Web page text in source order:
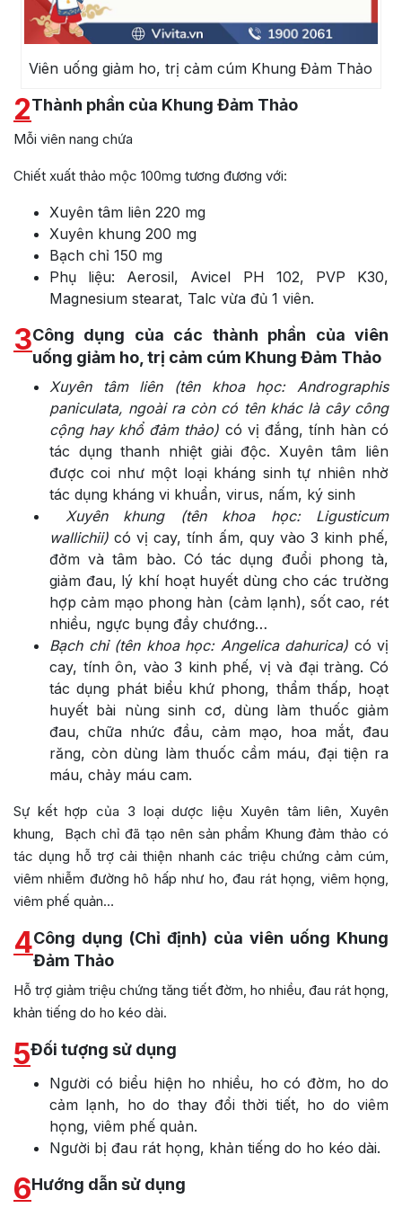
Viên uống giảm ho, trị cảm cúm Khung Đảm Thảo
2Thành phần của Khung Đảm Thảo
Mỗi viên nang chứa
Chiết xuất thảo mộc 100mg tương đương với:
Xuyên tâm liên 220 mg
Xuyên khung 200 mg
Bạch chỉ 150 mg
Phụ liệu: Aerosil, Avicel PH 102, PVP K30,
Magnesium stearat, Talc vừa đủ 1 viên.
3Công dụng của các thành phần của viên
uống giảm ho, trị cảm cúm Khung Đảm Thảo
Xuyên tâm liên (tên khoa học: Andrographis
paniculata, ngoài ra còn có tên khác là cây công
cộng hay khổ đảm thảo) có vị đắng, tính hàn có
tác dụng thanh nhiệt giải độc. Xuyên tâm liên
được coi như một loại kháng sinh tự nhiên nhờ
tác dụng kháng vi khuẩn, virus, nấm, ký sinh
Xuyên khung (tên khoa học: Ligusticum
wallichii) có vị cay, tính ấm, quy vào 3 kinh phế,
đởm và tâm bào. Có tác dụng đuổi phong tà,
giảm đau, lý khí hoạt huyết dùng cho các trường
hợp cảm mạo phong hàn (cảm lạnh), sốt cao, rét
nhiều, ngực bụng đầy chướng…
Bạch chỉ (tên khoa học: Angelica dahurica) có vị
cay, tính ôn, vào 3 kinh phế, vị và đại tràng. Có
tác dụng phát biểu khứ phong, thẩm thấp, hoạt
huyết bài nùng sinh cơ, dùng làm thuốc giảm
đau, chữa nhức đầu, cảm mạo, hoa mắt, đau
răng, còn dùng làm thuốc cầm máu, đại tiện ra
máu, chảy máu cam.
Sự kết hợp của 3 loại dược liệu Xuyên tâm liên, Xuyên
khung, Bạch chỉ đã tạo nên sản phẩm Khung đảm thảo có
tác dụng hỗ trợ cải thiện nhanh các triệu chứng cảm cúm,
viêm nhiễm đường hô hấp như ho, đau rát họng, viêm họng,
viêm phế quản…
4Công dụng (Chỉ định) của viên uống Khung
Đảm Thảo
Hỗ trợ giảm triệu chứng tăng tiết đờm, ho nhiều, đau rát họng,
khản tiếng do ho kéo dài.
5Đối tượng sử dụng
Người có biểu hiện ho nhiều, ho có đờm, ho do
cảm lạnh, ho do thay đổi thời tiết, ho do viêm
họng, viêm phế quản.
Người bị đau rát họng, khản tiếng do ho kéo dài.
6Hướng dẫn sử dụng